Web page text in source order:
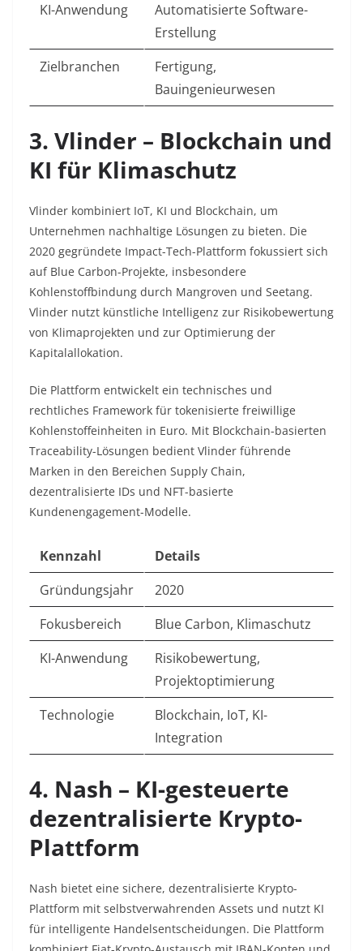
KI-Anwendung
Automatisierte Software-
Erstellung
Zielbranchen
Fertigung,
Bauingenieurwesen
3. Vlinder – Blockchain und
KI für Klimaschutz
Vlinder kombiniert IoT, KI und Blockchain, um
Unternehmen nachhaltige Lösungen zu bieten. Die
2020 gegründete Impact-Tech-Plattform fokussiert sich
auf Blue Carbon-Projekte, insbesondere
Kohlenstoffbindung durch Mangroven und Seetang.
Vlinder nutzt künstliche Intelligenz zur Risikobewertung
von Klimaprojekten und zur Optimierung der
Kapitalallokation.​
Die Plattform entwickelt ein technisches und
rechtliches Framework für tokenisierte freiwillige
Kohlenstoffeinheiten in Euro. Mit Blockchain-basierten
Traceability-Lösungen bedient Vlinder führende
Marken in den Bereichen Supply Chain,
dezentralisierte IDs und NFT-basierte
Kundenengagement-Modelle.​
Kennzahl
Details
Gründungsjahr
2020
Fokusbereich
Blue Carbon, Klimaschutz
KI-Anwendung
Risikobewertung,
Projektoptimierung
Technologie
Blockchain, IoT, KI-
Integration
4. Nash – KI-gesteuerte
dezentralisierte Krypto-
Plattform
Nash bietet eine sichere, dezentralisierte Krypto-
Plattform mit selbstverwahrenden Assets und nutzt KI
für intelligente Handelsentscheidungen. Die Plattform